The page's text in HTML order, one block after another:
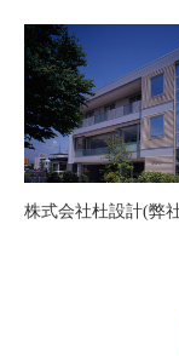
株式会社杜設計(弊